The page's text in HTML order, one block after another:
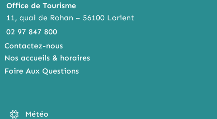
Office de Tourisme
11, quai de Rohan – 56100 Lorient
02 97 847 800
Contactez-nous
Nos accueils & horaires
Foire Aux Questions
Météo